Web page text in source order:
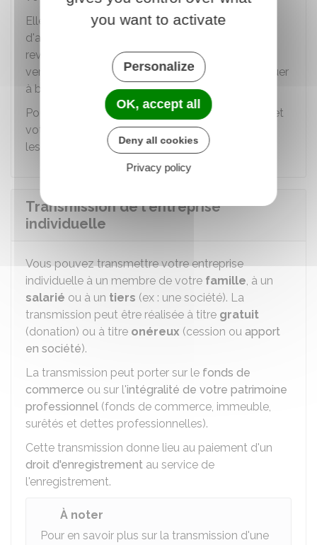
Elles représentent environ45 %de votre revenu
d'activité. Lorsque vous avez peu ou pas de
revenus, leur montant diminue et vous devez
verser des
cotisations minimales
pour continuer
à bénéficier d'une protection sociale.
Pour en savoir plus sur voscotisations sociales
et
votre
protection sociale, vous pouvez consulter
les fiches correspondantes.
Transmission de l'entreprise
individuelle
Vous pouvez transmettre votre entreprise
individuelle à un membre de votre famille, à un
salarié ou à un tiers (ex : une société). La
transmission peut être réalisée à titre gratuit
(donation) ou à titre onéreux (cession ou apport
en société).
La transmission peut porter sur le fonds de
commerce ou sur l'intégralité de votre patrimoine
professionnel (fonds de commerce, immeuble,
surêtés et dettes professionnelles).
Cette transmission donne lieu au paiement d'un
droit d'enregistrement au service de
l'enregistrement.
À noter
Pour en savoir plus sur la transmission d'une
you want to activate
Personalize
OK, accept all
Deny all cookies
Privacy policy